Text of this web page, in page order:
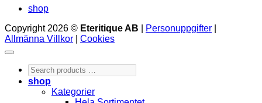
shop
Copyright 2026 © Eteritique AB Personuppgifter
Allmänna Villkor
Cookies
Search
products
shop
Kategorier